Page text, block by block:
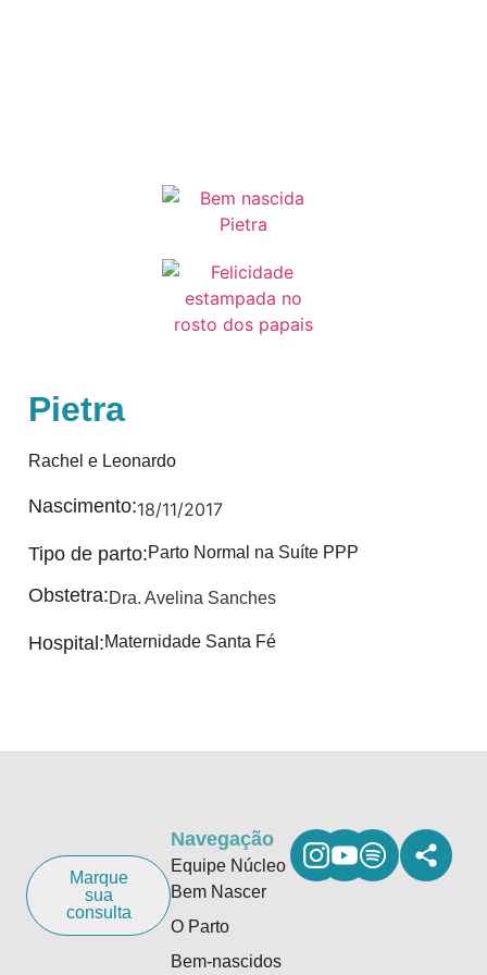
Pietra
Rachel e Leonardo
Nascimento:18/11/2017
Tipo de parto:Parto Normal na Suíte PPP
Obstetra:Dra. Avelina Sanches
Hospital:Maternidade Santa Fé
Marque
sua
consulta
Navegação
Equipe Núcleo
Bem Nascer
O Parto
Bem-nascidos